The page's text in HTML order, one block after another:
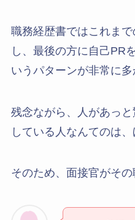
職務経歴書ではこれま
し、最後の方に自己PR
いうパターンが非常に多
残念ながら、人があっ
している人なんてのは、
そのため、面接官がそ